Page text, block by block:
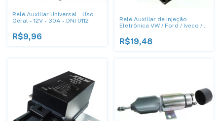
Relé Auxiliar Universal - Uso
Geral - 12V - 30A - DNI 0112
R$9,96
Relé Auxiliar de Injeção
Eletrônica VW / Ford / Iveco /
R$19,48